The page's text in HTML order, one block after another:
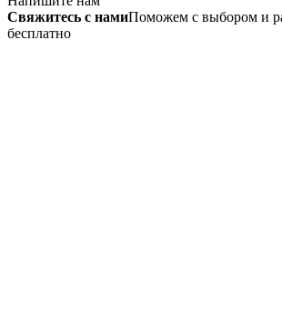
Свяжитесь с намиПоможем с выбором и
бесплатно